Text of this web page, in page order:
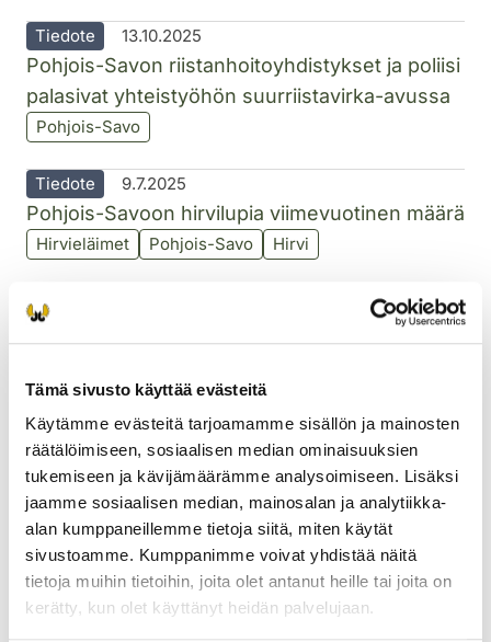
Tämä sivusto käyttää evästeitä
Käytämme evästeitä tarjoamamme sisällön ja mainosten
räätälöimiseen, sosiaalisen median ominaisuuksien
tukemiseen ja kävijämäärämme analysoimiseen. Lisäksi
jaamme sosiaalisen median, mainosalan ja analytiikka-
alan kumppaneillemme tietoja siitä, miten käytät
sivustoamme. Kumppanimme voivat yhdistää näitä
tietoja muihin tietoihin, joita olet antanut heille tai joita on
kerätty, kun olet käyttänyt heidän palvelujaan.
Tiedote 13.10.2025
Pohjois-Savon riistanhoitoyhdistykset ja poliisi
palasivat yhteistyöhön suurriistavirka-avussa
Pohjois-Savo
Tiedote 9.7.2025
Pohjois-Savoon hirvilupia viimevuotinen määrä
Hirvieläimet Pohjois-Savo Hirvi
Tiedote
Tiedote 12.8.2024
Pohjois-Savon alueellinen riistaneuvosto
aloittaa uuden kolmivuotiskauden
Pohjois-Savo
Tiedote 1.8.2024
Pohjois-Savon riistapäälliköksi Matti Kervinen